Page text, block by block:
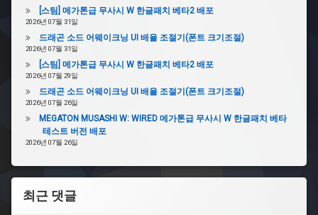
[스팀] 메가톤급 무사시 W 한글패치 베타2 배포
2026년 07월 31일
드래곤 소드 어웨이크닝 UI 배율 조절기(폰트 크기조절)
2026년 07월 31일
[스팀] 메가톤급 무사시 W 한글패치 베타2 배포
2026년 07월 29일
드래곤 소드 어웨이크닝 UI 배율 조절기(폰트 크기조절)
2026년 07월 26일
MEGATON MUSASHI W: WIRED 메가톤급 무사시 W 한글패치 베타
테스트 버전 배포
2026년 07월 26일
최근 댓글